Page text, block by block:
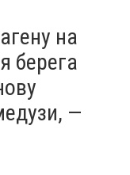
на
берега
—